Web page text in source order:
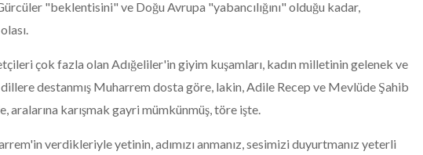
"beklentisini" ve Doğu Avrupa "yabancılığını" olduğu kadar,
çok fazla olan Adığeliler'in giyim kuşamları, kadın milletinin gelenek ve
destanmış Muharrem dosta göre, lakin, Adile Recep ve Mevlüde Şahib
aralarına karışmak gayri mümkünmüş, töre işte.
verdikleriyle yetinin, adımızı anmanız, sesimizi duyurtmanız yeterli